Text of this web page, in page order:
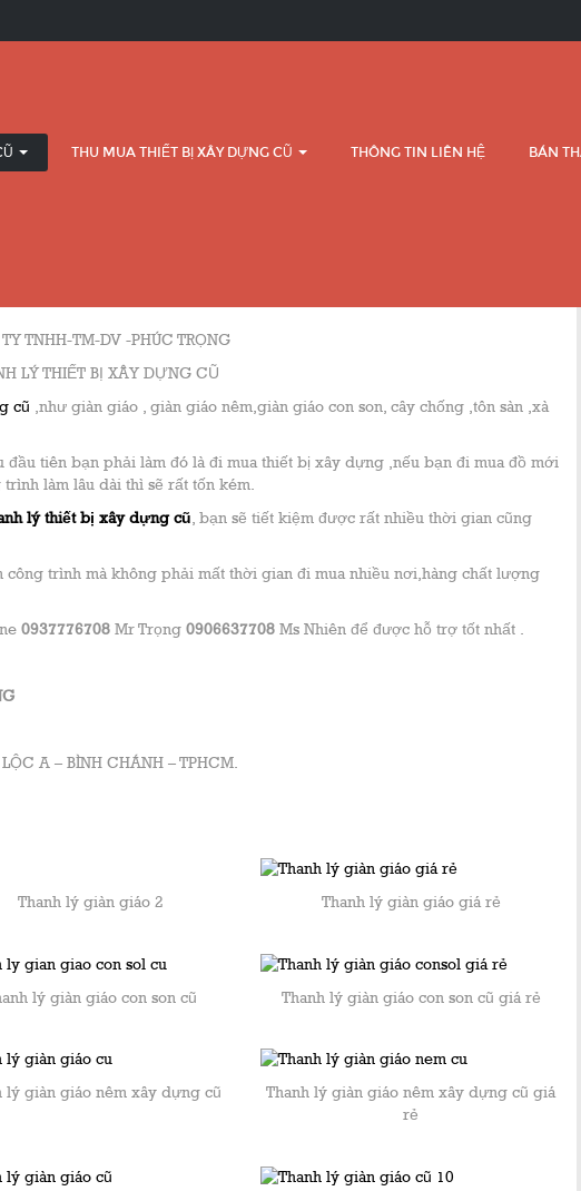
THU MUA THIẾT BỊ XÂY DỰNG CŨ THÔNG TIN LIÊN HỆ BÁN
TNHH-TM-DV -PHÚC TRỌNG
LÝ THIẾT BỊ XÂY DỰNG CŨ
cũ ,như giàn giáo , giàn giáo nêm,giàn giáo con son, cây chống ,tôn sàn ,xà
tiên bạn phải làm đó là đi mua thiết bị xây dựng ,nếu bạn đi mua đồ mới
làm lâu dài thì sẽ rất tốn kém.
lý thiết bị xây dựng cũ, bạn sẽ tiết kiệm được rất nhiều thời gian cũng
trình mà không phải mất thời gian đi mua nhiều nơi,hàng chất lượng
0937776708 Mr Trọng 0906637708 Ms Nhiên để được hỗ trợ tốt nhất .
A – BÌNH CHÁNH – TPHCM.
Thanh lý giàn giáo 2 Thanh lý giàn giáo giá rẻ
lý giàn giáo con son cũ Thanh lý giàn giáo con son cũ giá rẻ
lý giàn giáo nêm xây dựng cũ
Thanh lý giàn giáo nêm xây dựng cũ giá
rẻ